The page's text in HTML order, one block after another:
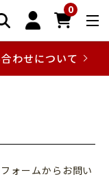
0
わせについて
ォームからお問い